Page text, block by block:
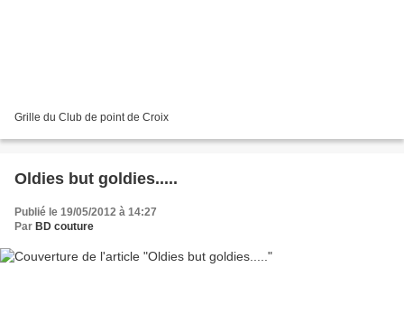
Grille du Club de point de Croix
Oldies but goldies.....
Publié le 19/05/2012 à 14:27
Par BD couture